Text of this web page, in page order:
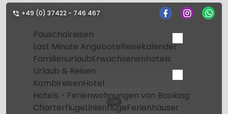
+49 (0) 37422 - 746 467
Pauschalreisen
Last Minute AngeboteReisekalender
FamilienurlaubErwachsenenhotels
Urlaub & Reisen
KombireisenHotel
Hotels - Ferienwohnungen von Booking
CharterflügeLinienflügeFerienhäuser
Canberra
CBR